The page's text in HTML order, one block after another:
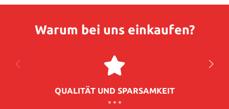
Warum bei uns einkaufen?
QUALITÄT UND SPARSAMKEIT
* * *